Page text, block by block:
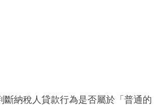
納稅人貸款行為是否屬於「普通的